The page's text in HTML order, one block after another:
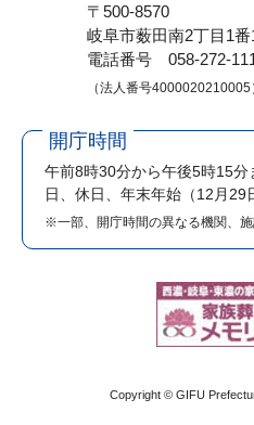
〒500-8570
岐阜市薮田南2丁目1番
電話番号 058-272-
（法人番号4000020210005
開庁時間
午前8時30分から午後5時15分
日、休日、年末年始（12月29
※一部、開庁時間の異なる機関、施
Copyright © GIFU